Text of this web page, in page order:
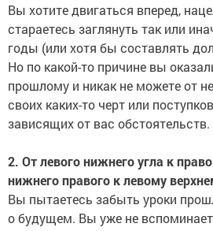
Вы хотите двигаться вперед,
стараетесь заглянуть так или
годы (или хотя бы составлять
Но по какой-то причине вы
прошлому и никак не можете от
своих каких-то черт или
зависящих от вас обстоятельств.
2. От левого нижнего угла к
нижнего правого к левому
Вы пытаетесь забыть уроки
о будущем. Вы уже не